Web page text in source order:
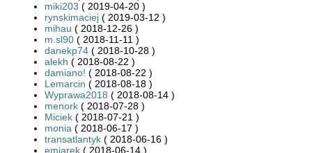
miki203 ( 2019-04-20 )
rynskimaciej ( 2019-03-12 )
mihau ( 2018-12-26 )
m.sl90 ( 2018-11-11 )
danekp74 ( 2018-10-28 )
alekh ( 2018-08-22 )
damiano! ( 2018-08-22 )
Lemarcin ( 2018-08-18 )
Wyprawa2018 ( 2018-08-14 )
menork ( 2018-07-28 )
Miciek ( 2018-07-21 )
monia ( 2018-06-17 )
transatlantyk ( 2018-06-16 )
emjarek ( 2018-06-14 )